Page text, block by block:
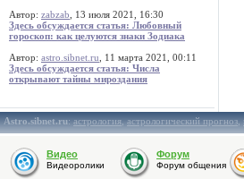
Автор: zabzab , 13 июля 2021, 16:30
Здесь обсуждается статья: Любовный
гороскоп: как целуются знаки Зодиака
Автор: astro.sibnet.ru , 11 марта 2021, 00:11
Здесь обсуждается статья: Числа
открывают тайны мироздания
Astro.sibnet.ru:астрология,астрологический прогноз,
Видео
Видеоролики
Форум
Форум общения